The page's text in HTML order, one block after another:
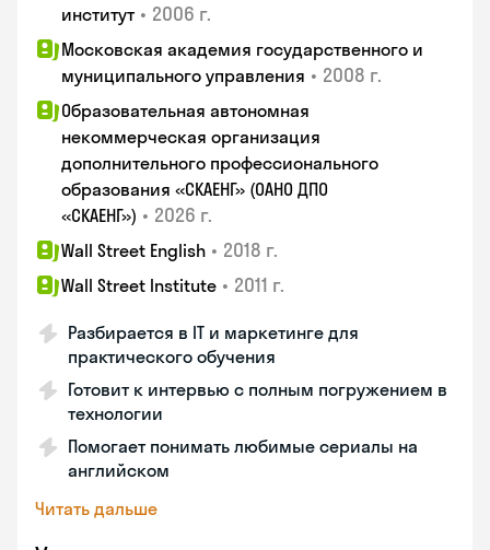
институт • 2006 г.
Московская академия государственного и
муниципального управления • 2008 г.
Образовательная автономная
некоммерческая организация
дополнительного профессионального
образования «СКАЕНГ» (ОАНО ДПО
«СКАЕНГ») • 2026 г.
Wall Street English • 2018 г.
Wall Street Institute • 2011 г.
Разбирается в IT и маркетинге для
практического обучения
Готовит к интервью с полным погружением в
технологии
Помогает понимать любимые сериалы на
английском
Читать дальше